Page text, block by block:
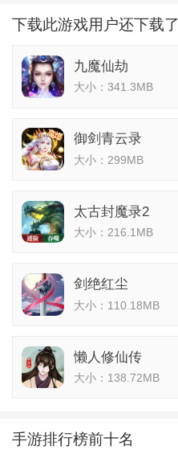
下载此游戏用户还下载了
九魔仙劫
大小：341.3MB
御剑青云录
大小：299MB
太古封魔录2
大小：216.1MB
剑绝红尘
大小：110.18MB
懒人修仙传
大小：138.72MB
手游排行榜前十名